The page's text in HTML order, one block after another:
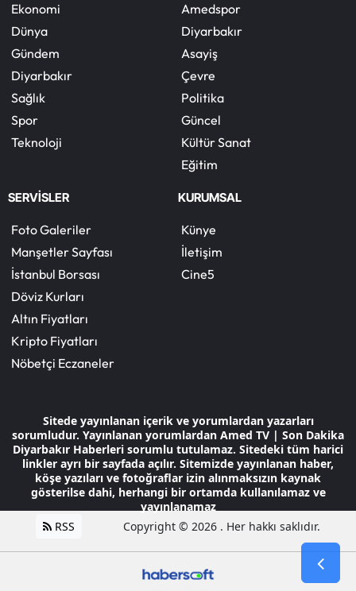
Ekonomi
Dünya
Gündem
Diyarbakır
Sağlık
Spor
Teknoloji
Amedspor
Diyarbakır
Asayiş
Çevre
Politika
Güncel
Kültür Sanat
Eğitim
SERVİSLER
Foto Galeriler
Manşetler Sayfası
İstanbul Borsası
Döviz Kurları
Altın Fiyatları
Kripto Fiyatları
Nöbetçi Eczaneler
KURUMSAL
Künye
İletişim
Cine5
Sitede yayınlanan içerik ve yorumlardan yazarları
sorumludur. Yayınlanan yorumlardan Amed TV | Son Dakika
Diyarbakır Haberleri sorumlu tutulamaz. Sitedeki tüm harici
linkler ayrı bir sayfada açılır. Sitemizde yayınlanan haber,
köşe yazıları ve fotoğraflar izin alınmaksızın kaynak
gösterilse dahi, herhangi bir ortamda kullanılamaz ve
yayınlanamaz
RSS
Copyright © 2026 . Her hakkı saklıdır.